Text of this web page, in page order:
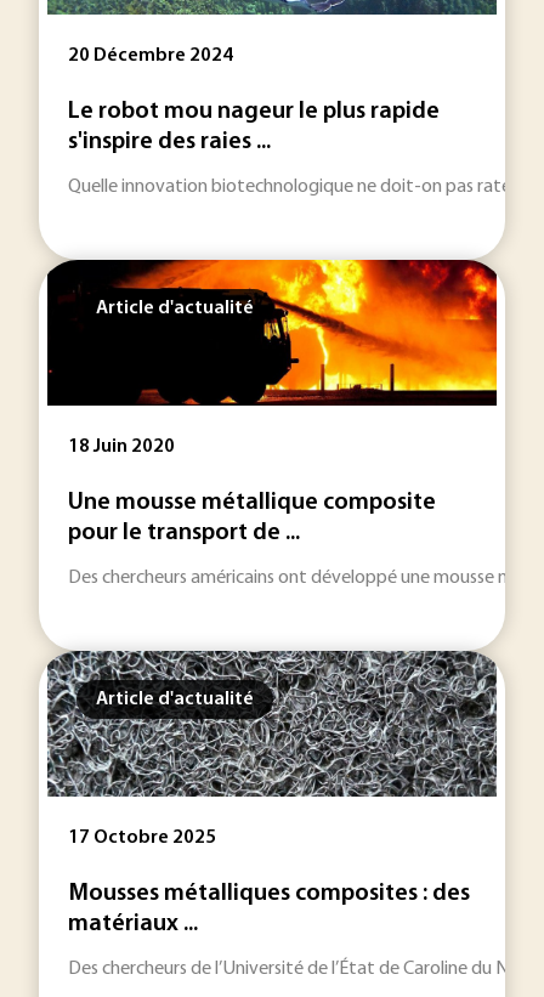
20 Décembre 2024
Le robot mou nageur le plus rapide
s'inspire des raies ...
Quelle innovation biotechnologique ne doit-on pas rater
Article d'actualité
18 Juin 2020
Une mousse métallique composite
pour le transport de ...
Des chercheurs américains ont développé une mousse
Article d'actualité
17 Octobre 2025
Mousses métalliques composites : des
matériaux ...
Des chercheurs de l’Université de l’État de Caroline du